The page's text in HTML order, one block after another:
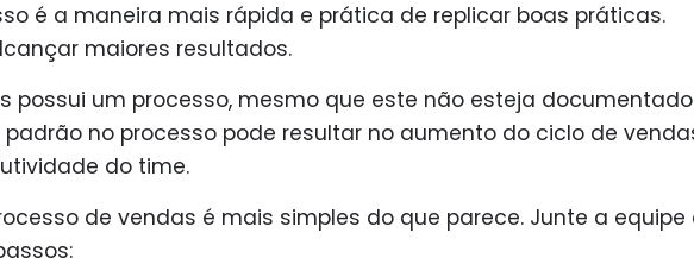
é a maneira mais rápida e prática de replicar boas práticas.
maiores resultados.
possui um processo, mesmo que este não esteja
no processo pode resultar no aumento do ciclo de
do time.
de vendas é mais simples do que parece. Junte a equipe